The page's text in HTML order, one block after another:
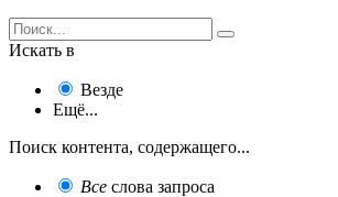
Искать в
Везде
Ещё...
Поиск контента, содержащего...
Все слова запроса